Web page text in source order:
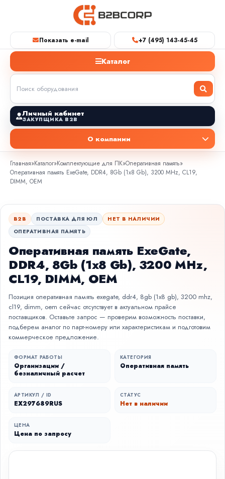
Показать e-mail +7 (495) 143-45-45
Каталог
Личный кабинет
ЗАКУПЩИКА B2B
О компании
Главная»Каталог»Комплектующие для ПК»Оперативная память»
Оперативная память ExeGate, DDR4, 8Gb (1x8 Gb), 3200 MHz, CL19,
DIMM, OEM
B2B ПОСТАВКА ДЛЯ ЮЛ
НЕТ В НАЛИЧИИ
ОПЕРАТИВНАЯ ПАМЯТЬ
Оперативная память ExeGate,
DDR4, 8Gb (1x8 Gb), 3200 MHz,
CL19, DIMM, OEM
Позиция оперативная память exegate, ddr4, 8gb (1x8 gb), 3200 mhz,
cl19, dimm, oem сейчас отсутствует в актуальном прайсе
поставщиков. Оставьте запрос — проверим возможность поставки,
подберем аналог по парт-номеру или характеристикам и подготовим
коммерческое предложение.
ФОРМАТ РАБОТЫ
Организации /
безналичный расчет
КАТЕГОРИЯ
Оперативная память
АРТИКУЛ / ID
EX297689RUS
СТАТУС
Нет в наличии
ЦЕНА
Цена по запросу